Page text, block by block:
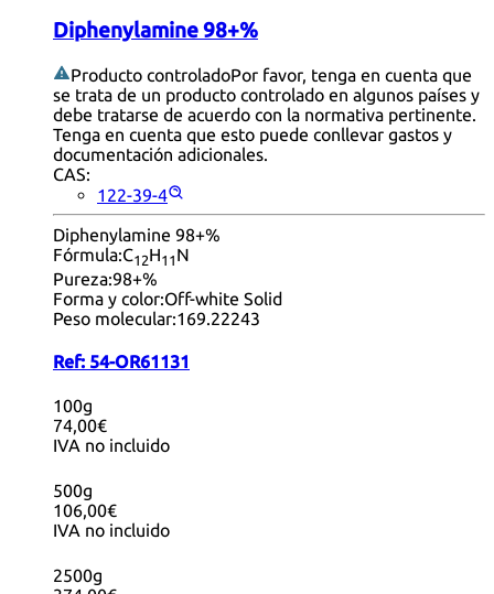
Diphenylamine 98+%
Producto controladoPor favor, tenga en cuenta que
se trata de un producto controlado en algunos países y
debe tratarse de acuerdo con la normativa pertinente.
Tenga en cuenta que esto puede conllevar gastos y
documentación adicionales.
CAS:
122-39-4
Diphenylamine 98+%
Fórmula:C12H11 N
Pureza:98+%
Forma y color:Off-white Solid
Peso molecular:169.22243
Ref: 54-OR61131
100g
74,00€
IVA no incluido
500g
106,00€
IVA no incluido
2500g